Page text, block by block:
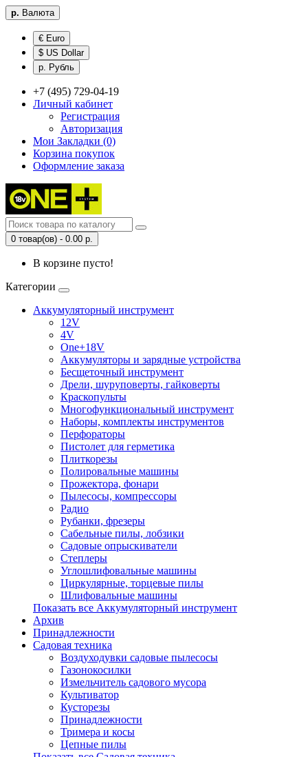
р. Валюта
€ Euro
$ US Dollar
р. Рубль
+7 (495) 729-04-19
Личный кабинет
Регистрация
Авторизация
Мои Закладки (0)
Корзина покупок
Оформление заказа
0 товар(ов) - 0.00 р.
В корзине пусто!
Категории
Аккумуляторный инструмент
12V
4V
One+18V
Аккумуляторы и зарядные устройства
Беcщеточный инструмент
Дрели, шуруповерты, гайковерты
Краскопульты
Многофункциональный инструмент
Наборы, комплекты инструментов
Перфораторы
Пистолет для герметика
Плиткорезы
Полировальные машины
Прожектора, фонари
Пылесосы, компрессоры
Радио
Рубанки, фрезеры
Сабельные пилы, лобзики
Садовые опрыскиватели
Степлеры
Углошлифовальные машины
Циркулярные, торцевые пилы
Шлифовальные машины
Показать все Аккумуляторный инструмент
Архив
Принадлежности
Садовая техника
Воздуходувки садовые пылесосы
Газонокосилки
Измельчитель садового мусора
Культиватор
Кусторезы
Принадлежности
Тримера и косы
Цепные пилы